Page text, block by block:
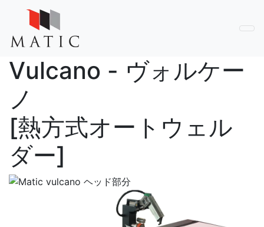
Vulcano - ヴォルケー
ノ
[熱方式オートウェル
ダー]